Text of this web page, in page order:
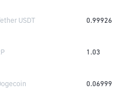
USDT 0.99926
1.03
0.06999